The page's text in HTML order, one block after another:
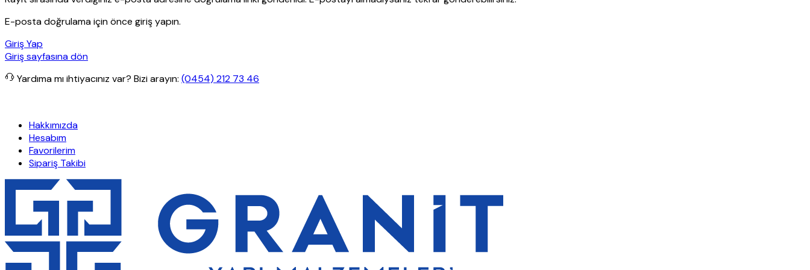
E-posta doğrulama için önce giriş yapın.
Giriş Yap
Giriş sayfasına dön
Yardıma mı ihtiyacınız var? Bizi arayın: (0454) 212 73 46
Hakkımızda
Hesabım
Favorilerim
Sipariş Takibi